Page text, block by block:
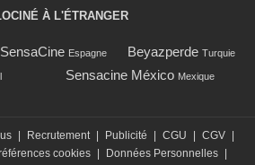
À L'ÉTRANGER
SensaCine Espagne Beyazperde Turquie
Sensacine México Mexique
Recrutement Publicité CGU CGV
cookies Données Personnelles